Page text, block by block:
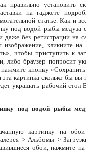
правильно установить
на гаджете
статье. Как и
под водой рыбы медуза
даже без регистрации на
изображение, кликните
чтобы приступить к
либо браузер попросит
кнопку
эта картинка сколько бы вы
украшать рабочий стол
под водой рыбы
картинку на обои
> Альбомы >
обои, нажмите